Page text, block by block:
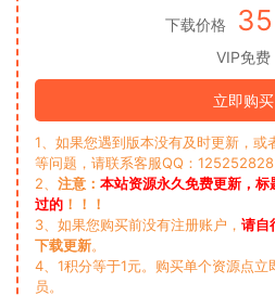
下载价格 35
VIP免费
立即购买
1、如果您遇到版本没有及时更新，或
等问题，请联系客服QQ：
2、 注意： 本站资源永久免费更新，标
过的 ！！！
3、如果您购买前没有注册账户， 请自
下载更新。
4、1积分等于1元。购买单个资源点
员。